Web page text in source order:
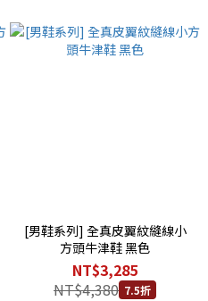
[男鞋系列] 全真皮翼紋縫線小
方頭牛津鞋 黑色
NT$3,285
NT$4,380 7.5折